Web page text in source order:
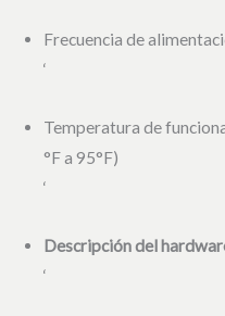
Frecuencia de
‘
Temperatura de
°F a 95°F)
‘
Descripción del
‘